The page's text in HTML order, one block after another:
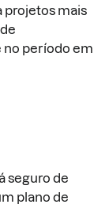
projetos mais
período em
seguro de
plano de